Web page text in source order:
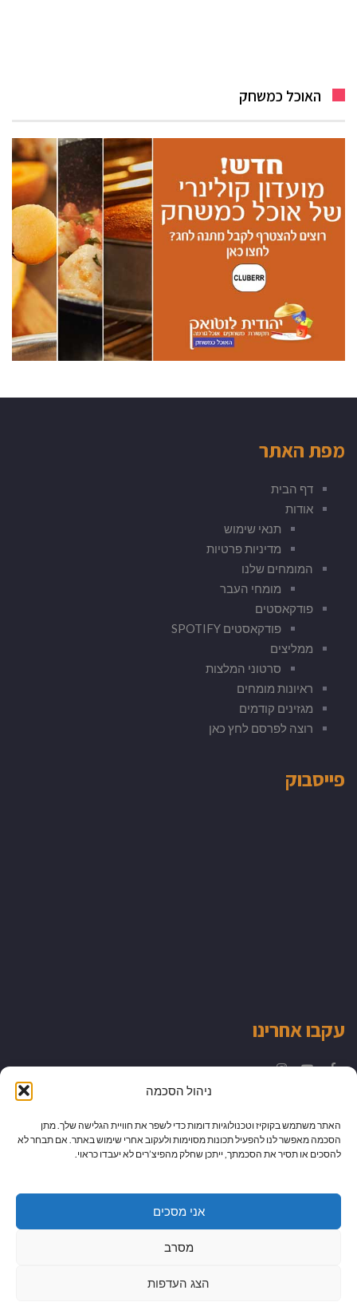
ניהול הסכמה
האתר משתמש בקוקיז וטכנולוגיות דומות כדי לשפר את חוויית הגלישה שלך. מתן
הסכמה מאפשר לנו להפעיל תכונות מסוימות ולעקוב אחרי שימוש באתר. אם תבחר לא
להסכים או תסיר את הסכמתך, ייתכן שחלק מהפיצ’רים לא יעבדו כראוי.
אני מסכים
מסרב
הצג העדפות
האוכל כמשחק
מפת האתר
דף הבית
אודות
תנאי שימוש
מדיניות פרטיות
המומחים שלנו
מומחי העבר
פודקאסטים
פודקאסטים SPOTIFY
ממליצים
סרטוני המלצות
ראיונות מומחים
מגזינים קודמים
רוצה לפרסם לחץ כאן
פייסבוק
עקבו אחרינו